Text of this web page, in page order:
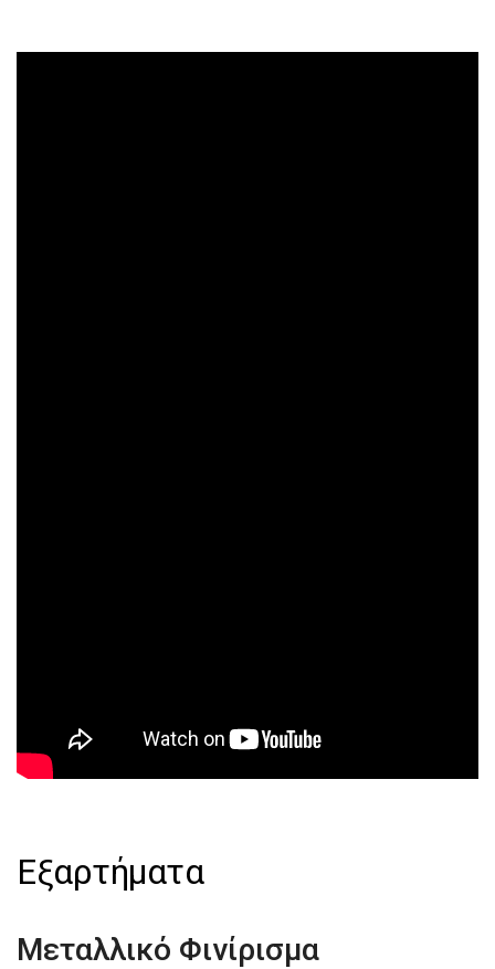
Εξαρτήματα
Μεταλλικό Φινίρισμα